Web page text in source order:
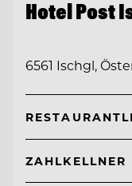
Hotel Post
6561 Ischgl,